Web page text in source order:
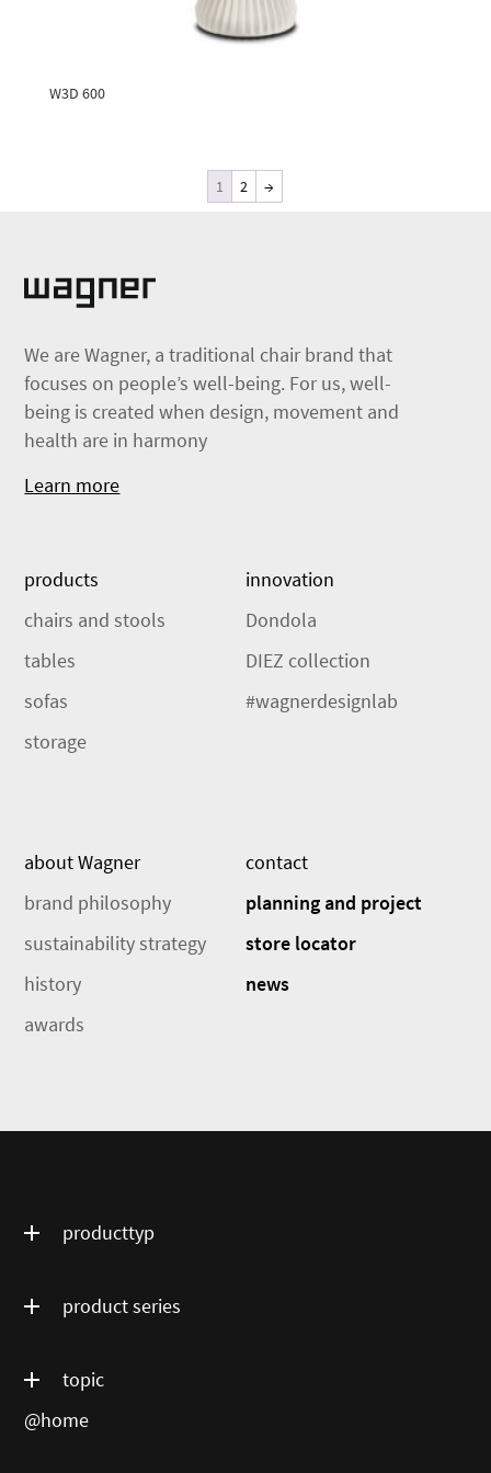
W3D 600
1 2 →
We are Wagner, a traditional chair brand that
focuses on people’s well-being. For us, well-
being is created when design, movement and
health are in harmony
Learn more
products
chairs and stools
tables
sofas
storage
innovation
Dondola
DIEZ collection
#wagnerdesignlab
about Wagner
brand philosophy
sustainability strategy
history
awards
contact
planning and project
store locator
news
producttyp
product series
topic
@home